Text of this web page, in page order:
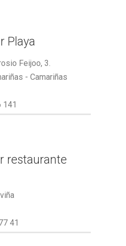
Playa
Feijoo, 3.
- Camariñas
restaurante
41